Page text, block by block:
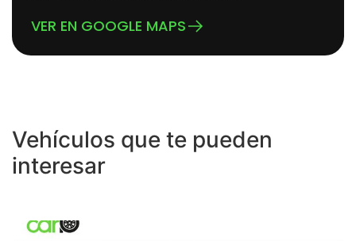
VER EN GOOGLE MAPS
Vehículos que te pueden
interesar